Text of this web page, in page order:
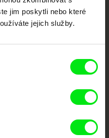
jim poskytli nebo které
jejich služby.
spolupráce 7 klíčových evropských
do Doc Alliance. Naším cílem je
autorské filmy.